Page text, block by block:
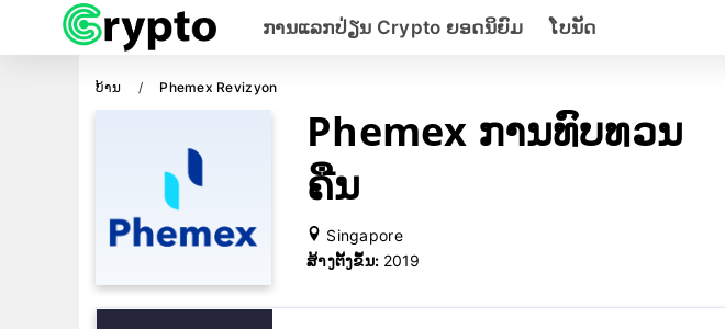
ການແລກປ່ຽນ Crypto ຍອດນິຍົມ ໂບນັດ
ບ້ານ Phemex Revizyon
Phemex ການທົບທວນ
ຄືນ
Singapore
ສ້າງຕັ້ງຂຶ້ນ: 2019